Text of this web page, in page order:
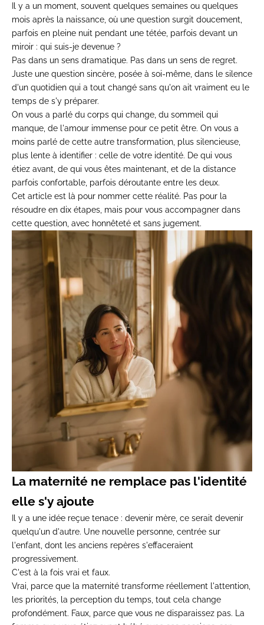
Il y a un moment, souvent quelques semaines ou quelques
mois après la naissance, où une question surgit doucement,
parfois en pleine nuit pendant une tétée, parfois devant un
miroir : qui suis-je devenue ?
Pas dans un sens dramatique. Pas dans un sens de regret.
Juste une question sincère, posée à soi-même, dans le silence
d'un quotidien qui a tout changé sans qu'on ait vraiment eu le
temps de s'y préparer.
On vous a parlé du corps qui change, du sommeil qui
manque, de l'amour immense pour ce petit être. On vous a
moins parlé de cette autre transformation, plus silencieuse,
plus lente à identifier : celle de votre identité. De qui vous
étiez avant, de qui vous êtes maintenant, et de la distance
parfois confortable, parfois déroutante entre les deux.
Cet article est là pour nommer cette réalité. Pas pour la
résoudre en dix étapes, mais pour vous accompagner dans
cette question, avec honnêteté et sans jugement.
La maternité ne remplace pas l'identité
elle s'y ajoute
Il y a une idée reçue tenace : devenir mère, ce serait devenir
quelqu'un d'autre. Une nouvelle personne, centrée sur
l'enfant, dont les anciens repères s'effaceraient
progressivement.
C'est à la fois vrai et faux.
Vrai, parce que la maternité transforme réellement l'attention,
les priorités, la perception du temps, tout cela change
profondément. Faux, parce que vous ne disparaissez pas. La